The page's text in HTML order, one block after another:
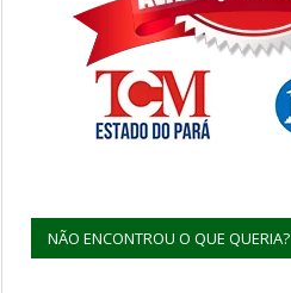
NÃO ENCONTROU O QUE QUERIA?